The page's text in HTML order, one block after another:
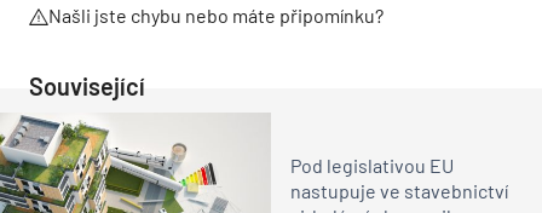
Našli jste chybu nebo máte připomínku?
Související
Pod legislativou EU
nastupuje ve stavebnictví